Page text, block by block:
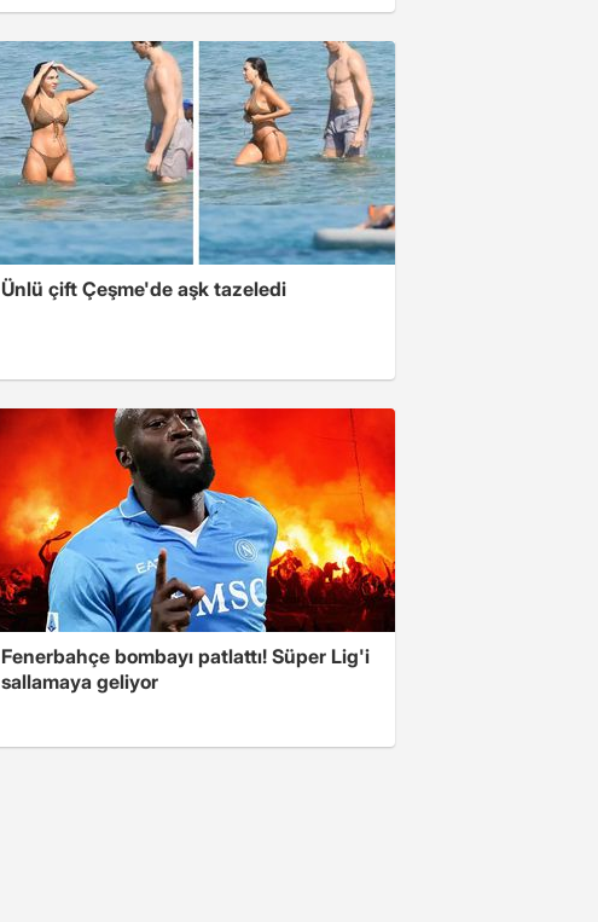
Ünlü çift Çeşme'de aşk tazeledi
Fenerbahçe bombayı patlattı! Süper Lig'i
sallamaya geliyor